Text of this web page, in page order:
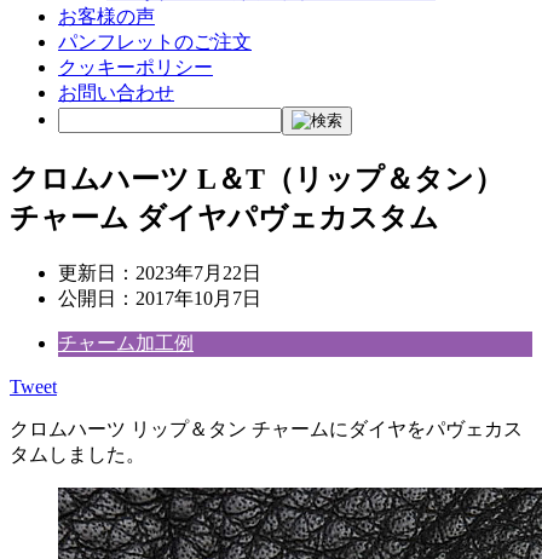
お客様の声
パンフレットのご注文
クッキーポリシー
お問い合わせ
クロムハーツ L＆T（リップ＆タン）
チャーム ダイヤパヴェカスタム
更新日： 2023年7月22日
公開日： 2017年10月7日
チャーム加工例
Tweet
クロムハーツ リップ＆タン チャームにダイヤをパヴェカス
タムしました。